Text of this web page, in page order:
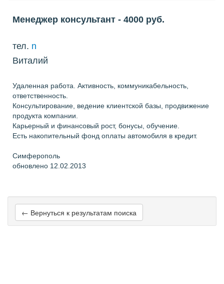
Менеджер консультант - 4000 руб.
тел. n
Виталий
Удаленная работа. Активность, коммуникабельность,
ответственность.
Консультирование, ведение клиентской базы, продвижение
продукта компании.
Карьерный и финансовый рост, бонусы, обучение.
Есть накопительный фонд оплаты автомобиля в кредит.
Симферополь
обновлено 12.02.2013
← Вернуться к результатам поиска